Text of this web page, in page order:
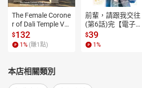
The Female Corone
r of Dali Temple Vo
l.6【有聲書】
$132
1 % (賺1 點)
前輩，請跟我交往
(第6話)完【電子
書】
$39
1 %
本店相關類別